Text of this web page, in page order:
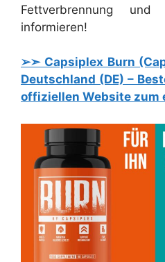
Fettverbrennung und
informieren!
➢➣ Capsiplex Burn
Deutschland (DE) –
offiziellen Website zum